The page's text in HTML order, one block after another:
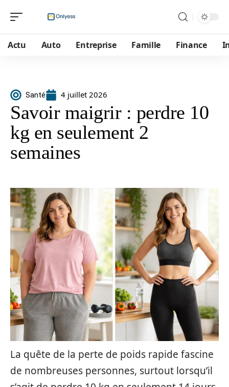
Actu Auto Entreprise Famille Finance
Santé 4 juillet 2026
Savoir maigrir : perdre 10
kg en seulement 2
semaines
La quête de la perte de poids rapide fascine
de nombreuses personnes, surtout lorsqu’il